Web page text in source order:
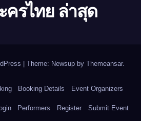
ครไทย ล่าสุด
Theme: Newsup by Themeansar.
Booking Details Event Organizers
Performers Register Submit Event